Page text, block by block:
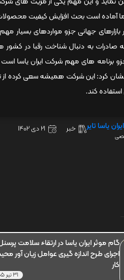
ما آماده است بحث افزایش کیفیت
جهانی جزو مواردهای بسیار
صادرات به دنبال شناخت رقبا در
برنامه های مهم شرکت ایران یاسا
کرد: این شرکت همیشه سعی کرده
کند.
یاسا تایر خبر 21 دی 1402
گام موثر ایران یاسا در ارتقاء سلامت
اجرای طرح اندازه گیری عوامل زیان آور
کار
31 تیر 1405